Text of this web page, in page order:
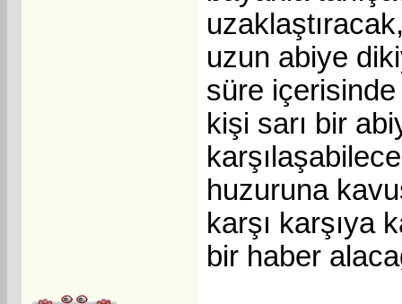
uzun abiye
süre
kişi sarı bir
huzuruna
karşı karşıya
bir haber